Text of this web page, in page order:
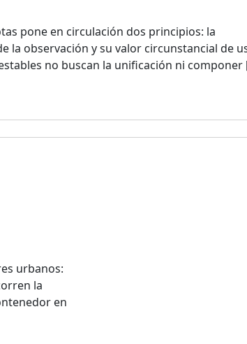
pone en circulación dos principios: la
la observación y su valor circunstancial de
no buscan la unificación ni componer
urbanos:
la
en